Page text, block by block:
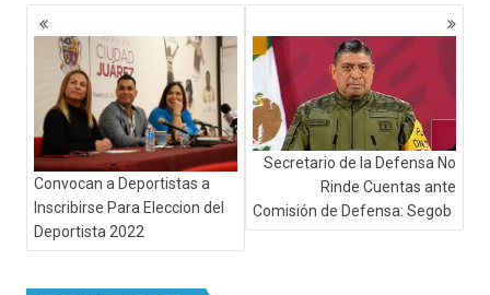
Navegación
de
entradas
Convocan a Deportistas a
Inscribirse Para Eleccion del
Deportista 2022
Secretario de la Defensa No
Rinde Cuentas ante
Comisión de Defensa: Segob